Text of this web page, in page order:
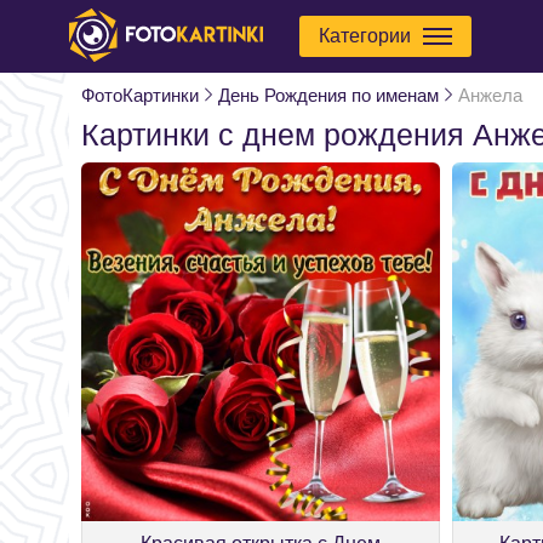
Категории
ФотоКартинки День Рождения по именам Анжела
Картинки с днем рождения